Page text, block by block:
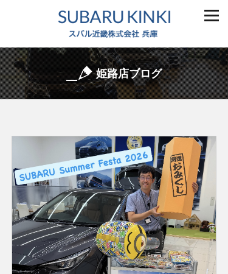
姫路店ブログ